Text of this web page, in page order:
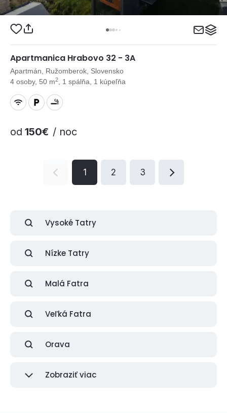
Apartmanica Hrabovo 32 - 3A
Apartmán, Ružomberok, Slovensko
4 osoby, 50 m2 , 1 spálňa, 1 kúpeľňa
od 150€ / noc
1 2 3
Vysoké Tatry
Nízke Tatry
Malá Fatra
Veľká Fatra
Orava
Zobraziť viac